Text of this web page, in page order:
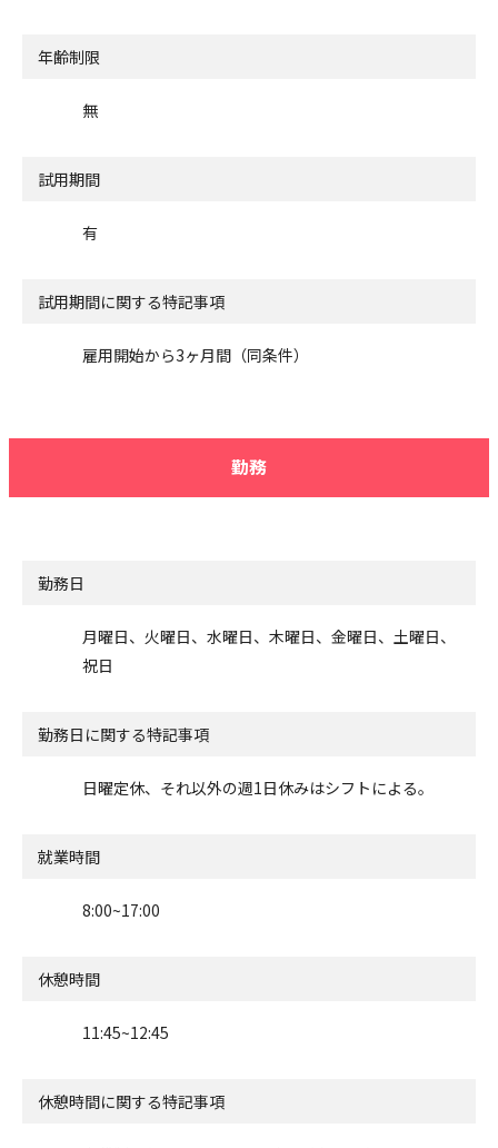
年齢制限
無
試用期間
有
試用期間に関する特記事項
雇用開始から3ヶ月間（同条件）
勤務
勤務日
月曜日、火曜日、水曜日、木曜日、金曜日、土曜日、
祝日
勤務日に関する特記事項
日曜定休、それ以外の週1日休みはシフトによる。
就業時間
8:00~17:00
休憩時間
11:45~12:45
休憩時間に関する特記事項